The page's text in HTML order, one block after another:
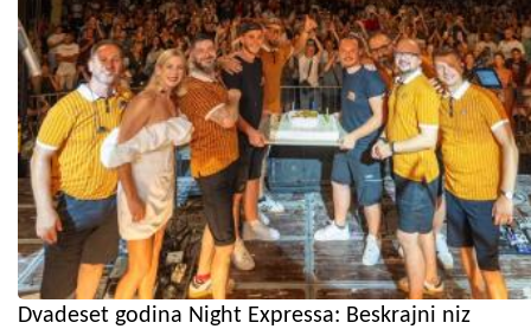
Dvadeset godina Night Expressa: Beskrajni niz